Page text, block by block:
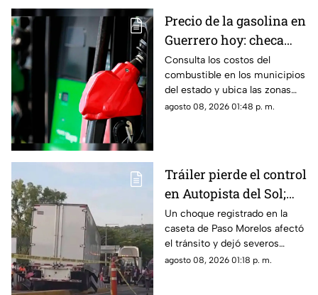
difusión.
Precio de la gasolina en
Guerrero hoy: checa
cuánto cuestan los
litros
Consulta los costos del
combustible en los municipios
del estado y ubica las zonas
con las tarifas más accesibles
agosto 08, 2026 01:48 p. m.
Tráiler pierde el control
en Autopista del Sol;
fallece una persona
Un choque registrado en la
caseta de Paso Morelos afectó
el tránsito y dejó severos
daños; este fue el saldo.
agosto 08, 2026 01:18 p. m.